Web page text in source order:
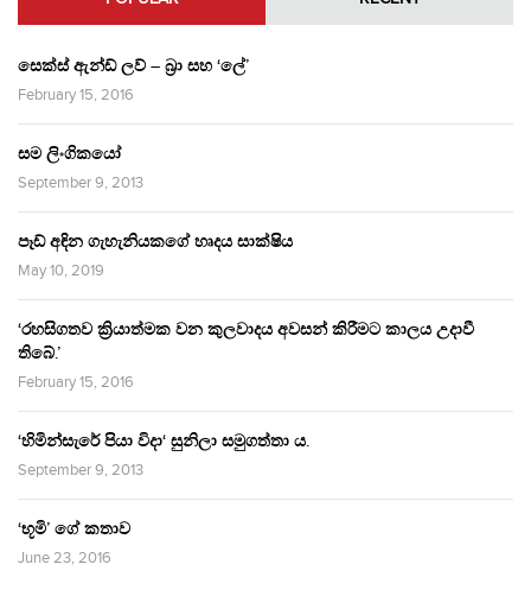
සෙක්ස් ඇන්ඩ් ලව් – බ්‍රා සහ ‘ලේ’
February 15, 2016
සම ලිංගිකයෝ
September 9, 2013
පෑඩ් අඳින ගැහැනියකගේ හෘදය සාක්ෂිය
May 10, 2019
‘රහසිගතව ක්‍රියාත්මක වන කුලවාදය අවසන් කිරීමට කාලය උදාවී
තිබේ.’
February 15, 2016
‘හිමින්සැරේ පියා විදා‘ සුනිලා සමුගත්තා ය.
September 9, 2013
‘භූමි’ ගේ කතාව
June 23, 2016